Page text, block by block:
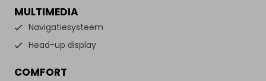
MULTIMEDIA
Navigatiesysteem
Head-up display
COMFORT